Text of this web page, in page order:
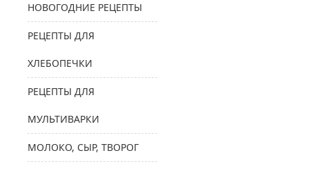
НОВОГОДНИЕ РЕЦЕПТЫ
РЕЦЕПТЫ ДЛЯ
ХЛЕБОПЕЧКИ
РЕЦЕПТЫ ДЛЯ
МУЛЬТИВАРКИ
МОЛОКО, СЫР, ТВОРОГ